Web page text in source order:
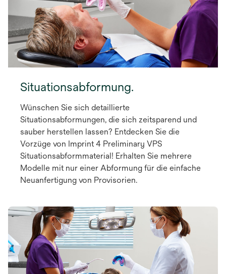
Situationsabformung.
Wünschen Sie sich detaillierte
Situationsabformungen, die sich zeitsparend und
sauber herstellen lassen? Entdecken Sie die
Vorzüge von Imprint 4 Preliminary VPS
Situationsabformmaterial! Erhalten Sie mehrere
Modelle mit nur einer Abformung für die einfache
Neuanfertigung von Provisorien.